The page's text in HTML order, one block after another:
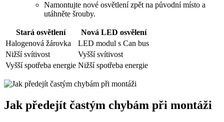
Namontujte nové osvětlení zpět na původní místo a
utáhněte šrouby.
Stará osvětlení
Nová LED osvělení
Halogenová žárovka
LED modul s Can bus
Nižší svítivost
Vyšší svítivost
Vyšší spotřeba energie Nižší spotřeba energie
Jak předejít častým chybám při montáži